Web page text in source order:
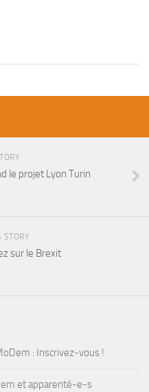
le projet Lyon Turin
STORY
sur le Brexit
: Inscrivez-vous !
et apparenté-e-s